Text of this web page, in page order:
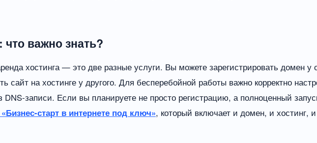
важно знать?
хостинга — это две разные услуги. Вы можете зарегистрировать домен у
сайт на хостинге у другого. Для бесперебойной работы важно корректно
записи. Если вы планируете не просто регистрацию, а полноценный
«Бизнес-старт в интернете под ключ», который включает и домен, и хостинг, и